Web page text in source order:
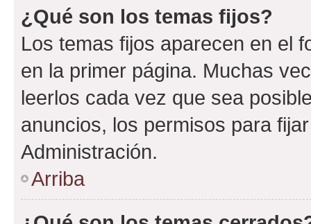
¿Qué son los temas fijos?
Los temas fijos aparecen en el
en la primer página. Muchas
leerlos cada vez que sea
anuncios, los permisos para
Administración.
Arriba